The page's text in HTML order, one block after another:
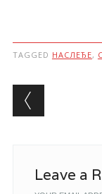
TAGGED НАСЛЕЂЕ,
Post
Leave a